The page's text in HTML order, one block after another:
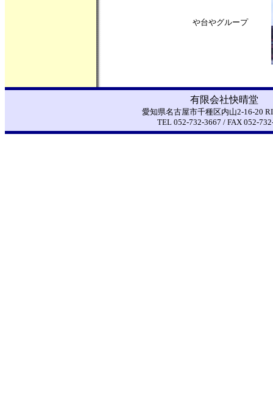
や台やグループ
有限会社快晴堂
愛知県名古屋市千種区内山2-16-20
TEL 052-732-3667 / FAX 052-